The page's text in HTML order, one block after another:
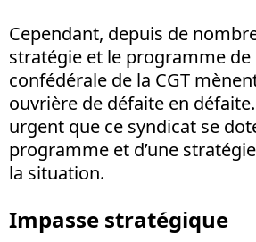
Cependant, depuis de
stratégie et le programme
confédérale de la CGT
ouvrière de défaite en
urgent que ce syndicat se
programme et d’une
la situation.
Impasse stratégique